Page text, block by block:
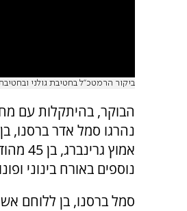
ביקור הרמטכ''ל בחטיבת גולני
הבוקר, בהיתקלות עם
נהרגו
אמוץ גרינברג, בן 45 מהוד השרון,
נוספים באורח בינוני
סמל ברסנו, בן ללוחם